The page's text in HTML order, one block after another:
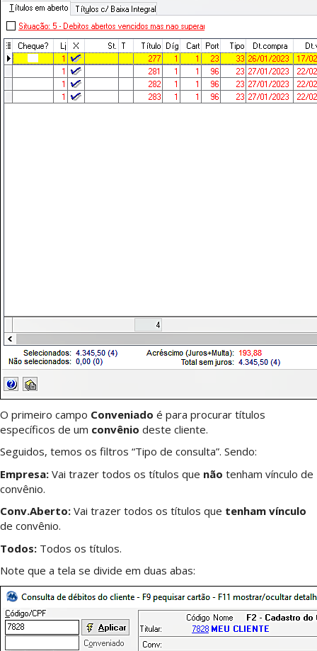
O primeiro campo Conveniado é para procurar títulos
específicos de um convênio deste cliente.
Seguidos, temos os filtros “Tipo de consulta”. Sendo:
Empresa: Vai trazer todos os títulos que não tenham vínculo de
convênio.
Conv.Aberto: Vai trazer todos os títulos que tenham vínculo
de convênio.
Todos: Todos os títulos.
Note que a tela se divide em duas abas: